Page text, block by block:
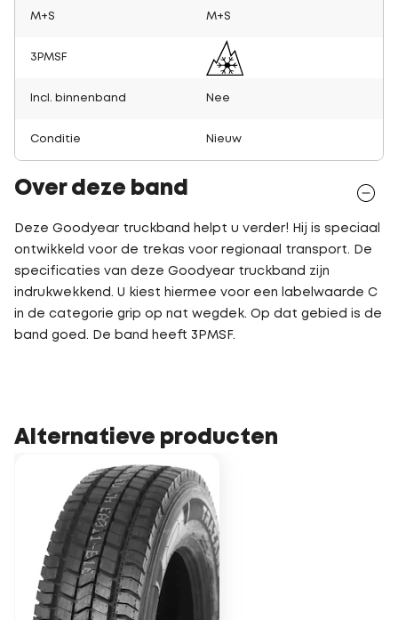
M+S M+S
3PMSF
Incl. binnenband Nee
Conditie Nieuw
Over deze band
Deze Goodyear truckband helpt u verder! Hij is speciaal
ontwikkeld voor de trekas voor regionaal transport. De
specificaties van deze Goodyear truckband zijn
indrukwekkend. U kiest hiermee voor een labelwaarde C
in de categorie grip op nat wegdek. Op dat gebied is de
band goed. De band heeft 3PMSF.
Alternatieve producten